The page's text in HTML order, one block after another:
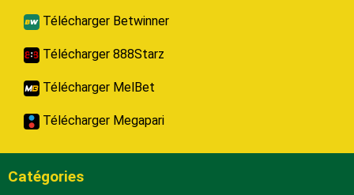
Télécharger Betwinner
Télécharger 888Starz
Télécharger MelBet
Télécharger Megapari
Catégories